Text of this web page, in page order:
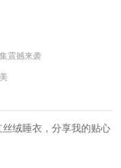
震撼来袭
绒睡衣，分享我的贴心